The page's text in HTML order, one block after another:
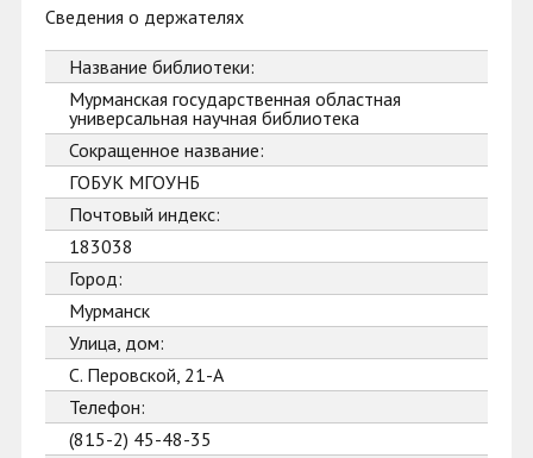
Сведения о держателях
Название библиотеки:
Мурманская государственная областная
универсальная научная библиотека
Сокращенное название:
ГОБУК МГОУНБ
Почтовый индекс:
183038
Город:
Мурманск
Улица, дом:
С. Перовской, 21-А
Телефон:
(815-2) 45-48-35